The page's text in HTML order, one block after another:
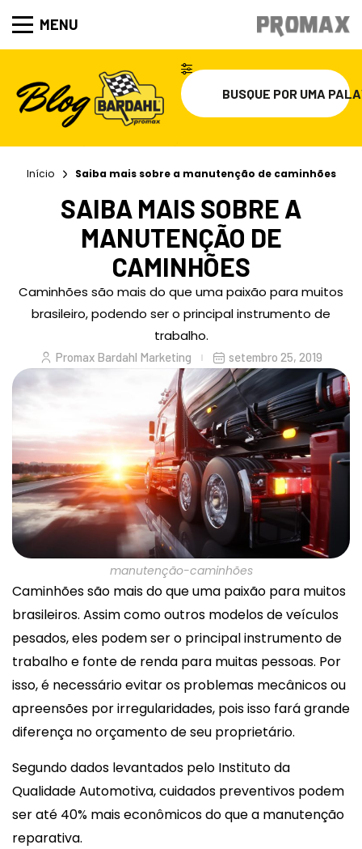
MENU
Início Saiba mais sobre a manutenção de caminhões
SAIBA MAIS SOBRE A
MANUTENÇÃO DE
CAMINHÕES
Caminhões são mais do que uma paixão para muitos
brasileiro, podendo ser o principal instrumento de
trabalho.
Promax Bardahl Marketing setembro 25, 2019
manutenção-caminhões
Caminhões são mais do que uma paixão para muitos
brasileiros. Assim como outros modelos de veículos
pesados, eles podem ser o principal instrumento de
trabalho e fonte de renda para muitas pessoas. Por
isso, é necessário evitar os problemas mecânicos ou
apreensões por irregularidades, pois isso fará grande
diferença no orçamento de seu proprietário.
Segundo dados levantados pelo Instituto da
Qualidade Automotiva, cuidados preventivos podem
ser até 40% mais econômicos do que a manutenção
reparativa.